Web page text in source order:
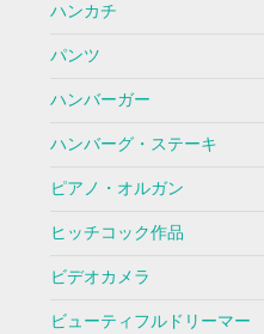
ハンカチ
パンツ
ハンバーガー
ハンバーグ・ステーキ
ピアノ・オルガン
ヒッチコック作品
ビデオカメラ
ビューティフルドリーマー